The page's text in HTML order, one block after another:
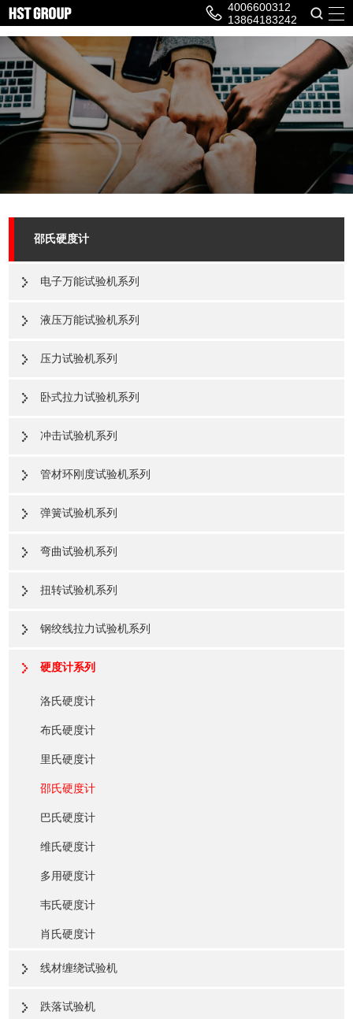
4006600312
13864183242
邵氏硬度计
电子万能试验机系列
液压万能试验机系列
压力试验机系列
卧式拉力试验机系列
冲击试验机系列
管材环刚度试验机系列
弹簧试验机系列
弯曲试验机系列
扭转试验机系列
钢绞线拉力试验机系列
硬度计系列
洛氏硬度计
布氏硬度计
里氏硬度计
邵氏硬度计
巴氏硬度计
维氏硬度计
多用硬度计
韦氏硬度计
肖氏硬度计
线材缠绕试验机
跌落试验机